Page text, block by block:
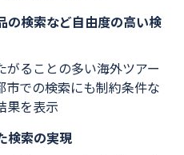
の検索など自由度の高い検
がることの多い海外ツアー
市での検索にも制約条件な
果を表示
検索の実現